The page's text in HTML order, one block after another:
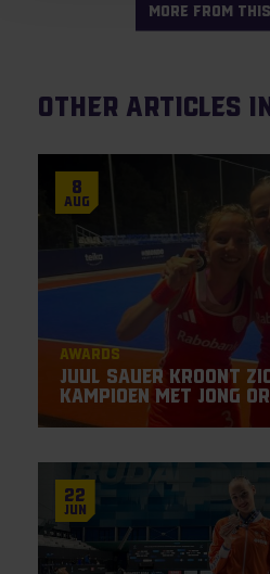
MORE FROM
Other articles
8
Aug
Awards
Juul Sauer kroont
Kampioen met Jong
22
Jun